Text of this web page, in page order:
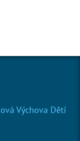
Výchova Dětí